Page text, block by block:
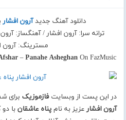
دانلود آهنگ جدیدآرون افشار
ترانه سرا: آرون افشار / آهنگساز:
مسترینگ: آرون
– Panahe Asheghan On FazMusic
در این پست از وبسایتفازموزیک برای
آرون افشارعزیز به نامپناه عاشقان